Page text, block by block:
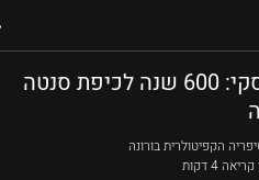
פיליפו ברונלסקי: 600 שנה לכיפת סנטה
הקפיטולרית בורונה
4 דקות